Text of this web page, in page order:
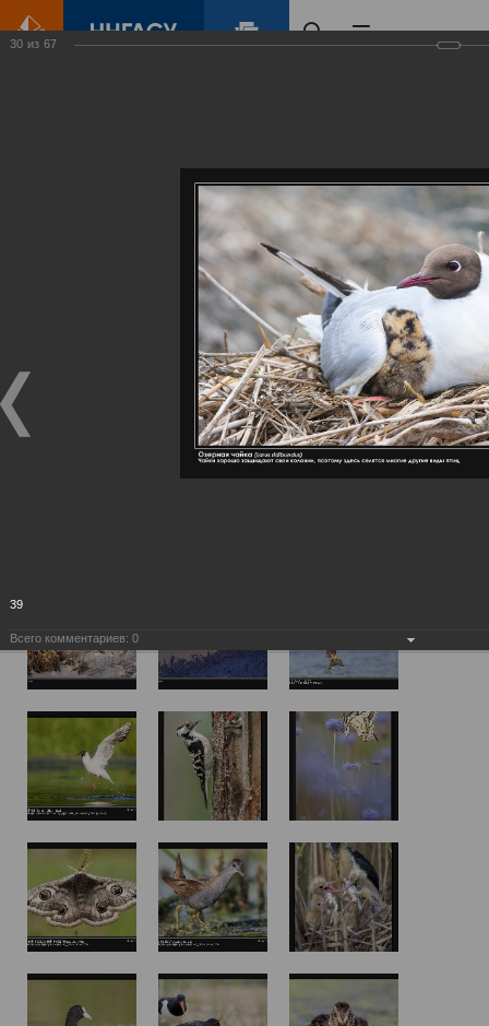
Фотогалерея
30 из 67
39
Всего комментариев: 0